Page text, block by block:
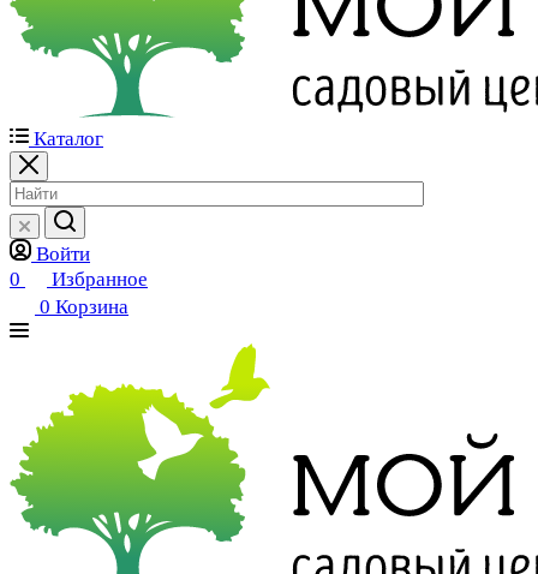
Каталог
Войти
0
Избранное
0 Корзина